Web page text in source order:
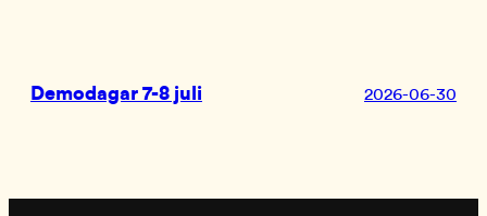
Demodagar 7-8 juli 2026-06-30